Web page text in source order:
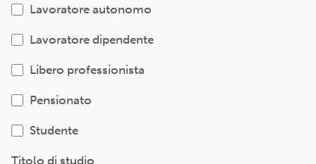
Lavoratore autonomo
Lavoratore dipendente
Libero professionista
Pensionato
Studente
Titolo di studio